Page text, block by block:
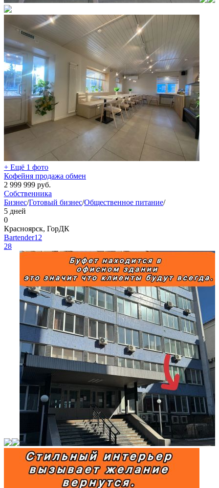
+ Ещё 1 фото
Кофейня продажа обмен
2 999 999 руб.
Собственника
Бизнес/Готовый бизнес/Общественное питание/
5 дней
0
Красноярск, ГорДК
Bartender12
28